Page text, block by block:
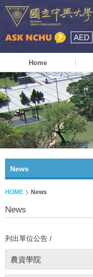
AED
Home
News
HOME News
News
列出單位公告 /
農資學院